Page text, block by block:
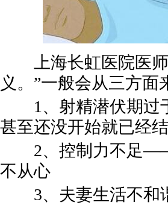
上海长虹医院医师
义。”一般会从三方面
1、射精潜伏期过
甚至还没开始就已经
2、控制力不足——
不从心
3、夫妻生活不和